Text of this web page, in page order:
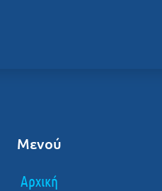
Μενού
Αρχική